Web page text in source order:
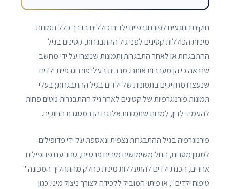
חוקים הנוגעים לפורנוגרפיית ילדים כוללים בדרך כלל תמונות
מיניות הכוללות קטינים לפני גיל ההתבגרות, קטינים בגיל
ההתבגרות או לאחר התבגרות ותמונות שנוצרו על ידי מחשב
שנראה כי הן מערבות אותם. מרבית בעלי פורנוגרפיית ילדים
שנעצרו מחזיקים בתמונות של ילדים בגיל ההתבגרות; בעלי
תמונות פורנוגרפיות של קטינים לאחר גיל ההתבגרות נוטים פחות
להעמיד לדין, למרות שתמונות אלו גם הן במסגרת החוקים.
פורנוגרפיה בגיל ההתבגרות נצפית ונאספת על ידי פדופילים
למגוון מטרות, החל משימושים מיניים פרטיים, סחר עם פדופילים
אחרים, הכנת ילדים להתעללות מינית כחלק מהתהליך המכונה "
טיפוח ילדים ", או פיתוי המוביל ללכידה לצורך ניצול מיני. כגון